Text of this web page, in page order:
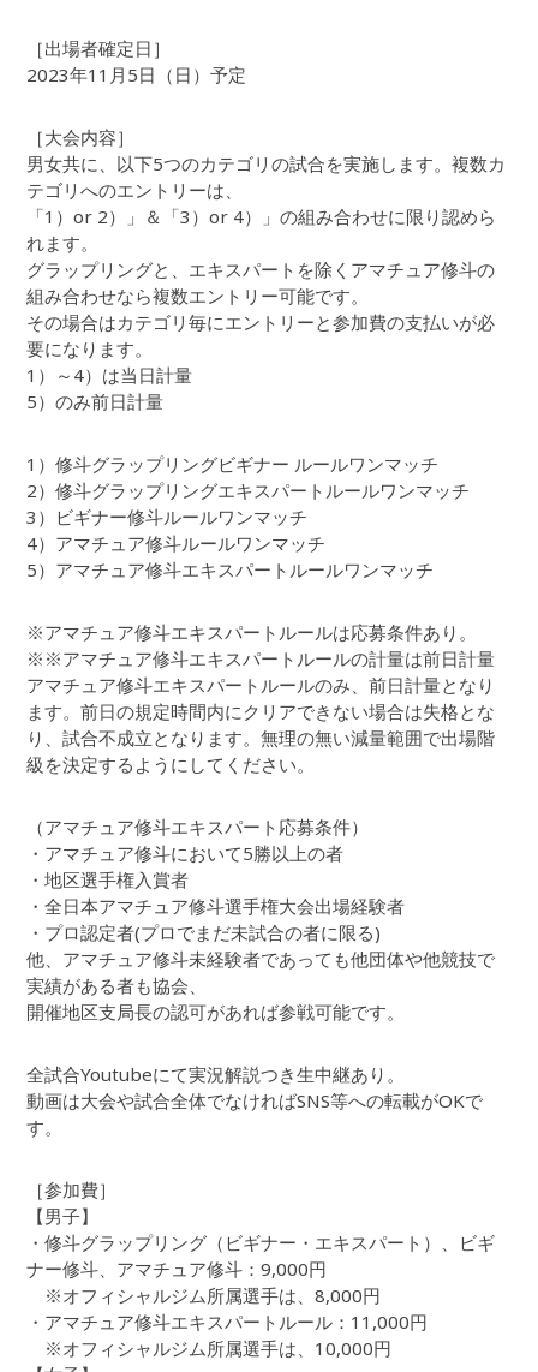
［出場者確定日］
2023年11月5日（日）予定
［大会内容］
男女共に、以下5つのカテゴリの試合を実施します。複数カ
テゴリへのエントリーは、
「1）or 2）」＆「3）or 4）」の組み合わせに限り認めら
れます。
グラップリングと、エキスパートを除くアマチュア修斗の
組み合わせなら複数エントリー可能です。
その場合はカテゴリ毎にエントリーと参加費の支払いが必
要になります。
1）～4）は当日計量
5）のみ前日計量
1）修斗グラップリングビギナー ルールワンマッチ
2）修斗グラップリングエキスパートルールワンマッチ
3）ビギナー修斗ルールワンマッチ
4）アマチュア修斗ルールワンマッチ
5）アマチュア修斗エキスパートルールワンマッチ
※アマチュア修斗エキスパートルールは応募条件あり。
※※アマチュア修斗エキスパートルールの計量は前日計量
アマチュア修斗エキスパートルールのみ、前日計量となり
ます。前日の規定時間内にクリアできない場合は失格とな
り、試合不成立となります。無理の無い減量範囲で出場階
級を決定するようにしてください。
（アマチュア修斗エキスパート応募条件）
・アマチュア修斗において5勝以上の者
・地区選手権入賞者
・全日本アマチュア修斗選手権大会出場経験者
・プロ認定者(プロでまだ未試合の者に限る)
他、アマチュア修斗未経験者であっても他団体や他競技で
実績がある者も協会、
開催地区支局長の認可があれば参戦可能です。
全試合Youtubeにて実況解説つき生中継あり。
動画は大会や試合全体でなければSNS等への転載がOKで
す。
［参加費］
【男子】
・修斗グラップリング（ビギナー・エキスパート）、ビギ
ナー修斗、アマチュア修斗：9,000円
※オフィシャルジム所属選手は、8,000円
・アマチュア修斗エキスパートルール：11,000円
※オフィシャルジム所属選手は、10,000円